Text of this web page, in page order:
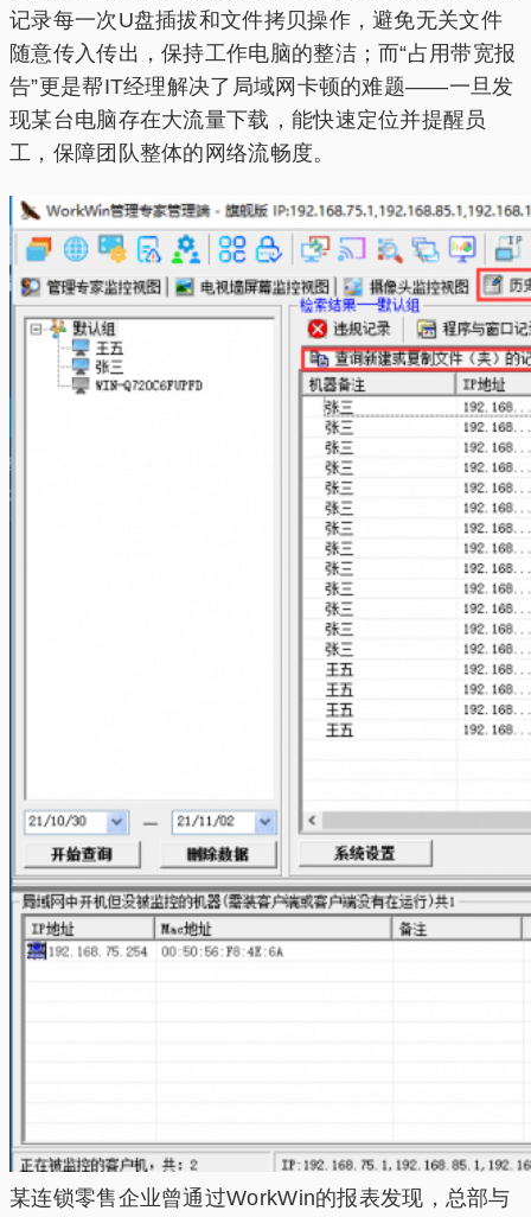
记录每一次U盘插拔和文件拷贝操作，避免无关文件
随意传入传出，保持工作电脑的整洁；而“占用带宽报
告”更是帮IT经理解决了局域网卡顿的难题——一旦发
现某台电脑存在大流量下载，能快速定位并提醒员
工，保障团队整体的网络流畅度。
某连锁零售企业曾通过WorkWin的报表发现，总部与